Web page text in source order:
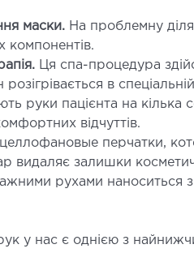
маски. На проблемну
компонентів.
Ця спа-процедура
в
руки пацієнта на кілька
відчуттів.
перчатки,
видаляє залишки
рухами наноситься
у нас є однією з